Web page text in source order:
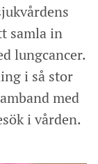
samla in
lungcancer.
i så stor
med
i vården.